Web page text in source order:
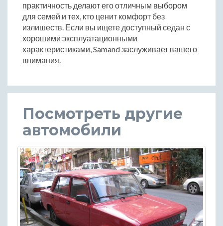
практичность делают его отличным выбором
для семей и тех, кто ценит комфорт без
излишеств. Если вы ищете доступный седан с
хорошими эксплуатационными
характеристиками, Samand заслуживает вашего
внимания.
Посмотреть другие
автомобили